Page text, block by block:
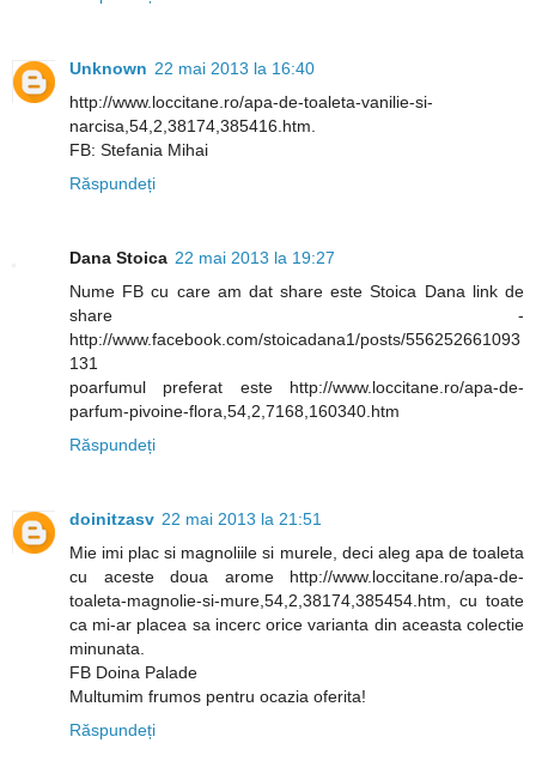
Unknown 22 mai 2013 la 16:40
http://www.loccitane.ro/apa-de-toaleta-vanilie-si-
narcisa,54,2,38174,385416.htm.
FB: Stefania Mihai
Răspundeți
Dana Stoica 22 mai 2013 la 19:27
Nume FB cu care am dat share este Stoica Dana link de
share -
http://www.facebook.com/stoicadana1/posts/556252661093
131
poarfumul preferat este http://www.loccitane.ro/apa-de-
parfum-pivoine-flora,54,2,7168,160340.htm
Răspundeți
doinitzasv 22 mai 2013 la 21:51
Mie imi plac si magnoliile si murele, deci aleg apa de toaleta
cu aceste doua arome http://www.loccitane.ro/apa-de-
toaleta-magnolie-si-mure,54,2,38174,385454.htm, cu toate
ca mi-ar placea sa incerc orice varianta din aceasta colectie
minunata.
FB Doina Palade
Multumim frumos pentru ocazia oferita!
Răspundeți